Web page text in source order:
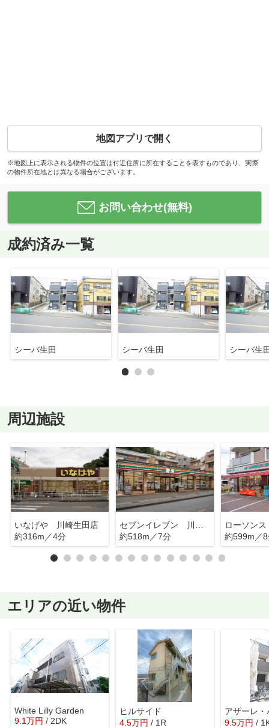
地図アプリで開く
※地図上に表示される物件の位置は付近住所に所在することを表すものであり、実際
の物件所在地とは異なる場合がございます。
お問い合わせ(無料)
成約済み一覧
シーバ生田 シーバ生田 シーバ生
周辺施設
いなげや 川崎生田店
約316m／4分
約518m／7分
約599m／
エリアの近い物件
White Lilly Garden
9.1万円 / 2DK
ヒルサイド
4.5万円 / 1R 9.5万円 /